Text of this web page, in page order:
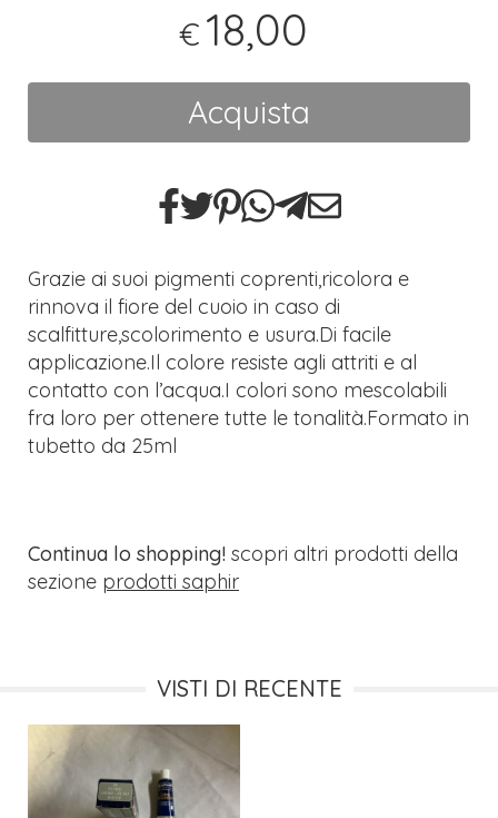
€ 18,00
Acquista
Grazie ai suoi pigmenti coprenti,ricolora e
rinnova il fiore del cuoio in caso di
scalfitture,scolorimento e usura.Di facile
applicazione.Il colore resiste agli attriti e al
contatto con l’acqua.I colori sono mescolabili
fra loro per ottenere tutte le tonalità.Formato in
tubetto da 25ml
Continua lo shopping! scopri altri prodotti della
sezione prodotti saphir
VISTI DI RECENTE